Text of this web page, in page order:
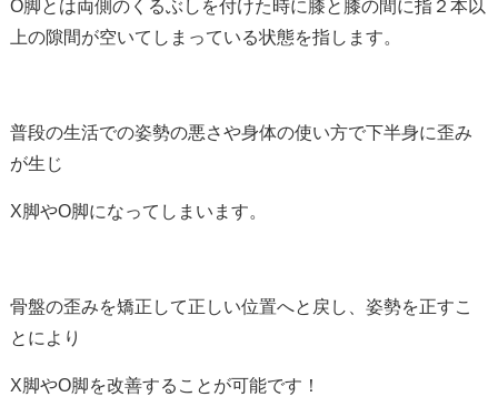
O脚とは両側のくるぶしを付けた時に膝と膝の間に指２本以
上の隙間が空いてしまっている状態を指します。
普段の生活での姿勢の悪さや身体の使い方で下半身に歪み
が生じ
X脚やO脚になってしまいます。
骨盤の歪みを矯正して正しい位置へと戻し、姿勢を正すこ
とにより
X脚やO脚を改善することが可能です！